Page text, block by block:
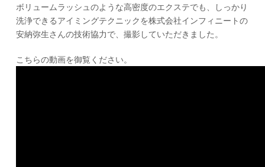
ボリュームラッシュのような高密度のエクステでも、しっかり
洗浄できるアイミングテクニックを株式会社インフィニートの
安納弥生さんの技術協力で、撮影していただきました。
こちらの動画を御覧ください。